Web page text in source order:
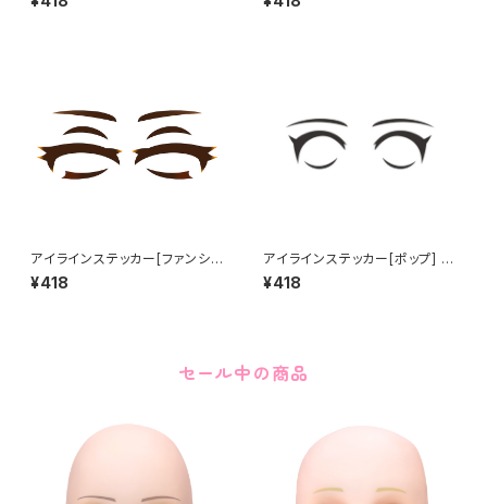
アイラインステッカー[ファンシ
ー] Eye line sticker FANCY
¥418
アイラインステッカー[ポップ] E
ye line sticker POP
¥418
セール中の商品